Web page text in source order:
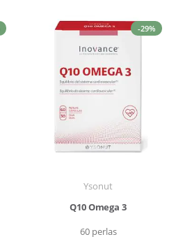
-29%
Ysonut
Q10 Omega 3
60 perlas